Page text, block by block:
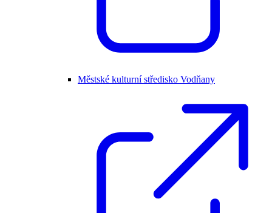
Městské kulturní středisko Vodňany